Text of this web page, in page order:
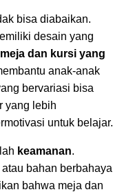
bisa diabaikan.
desain yang
dan kursi yang
anak-anak
bervariasi bisa
yang lebih
untuk belajar.
keamanan.
bahan berbahaya
bahwa meja dan